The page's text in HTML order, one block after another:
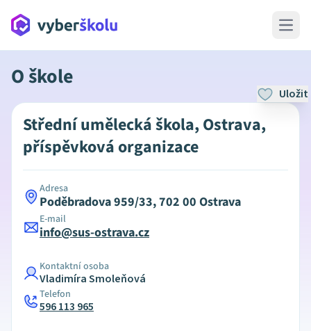
Open
O škole
Uložit
Střední umělecká škola, Ostrava,
příspěvková organizace
Adresa
Poděbradova 959/33, 702 00 Ostrava
E-mail
info@sus-ostrava.cz
Kontaktní osoba
Vladimíra Smoleňová
Telefon
596 113 965